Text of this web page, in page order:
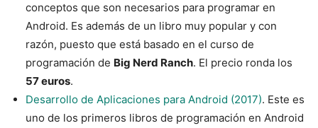
conceptos que son necesarios para programar en
Android. Es además de un libro muy popular y con
razón, puesto que está basado en el curso de
programación de Big Nerd Ranch. El precio ronda los
57 euros.
Desarrollo de Aplicaciones para Android (2017). Este es
uno de los primeros libros de programación en Android